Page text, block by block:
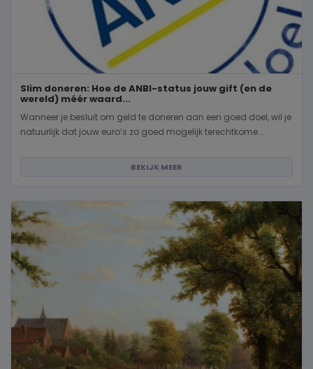
Slim doneren: Hoe de ANBI-status jouw gift (en de
wereld) méér waard...
Wanneer je besluit om geld te doneren aan een goed doel, wil je
natuurlijk dat jouw euro’s zo goed mogelijk terechtkome...
BEKIJK MEER